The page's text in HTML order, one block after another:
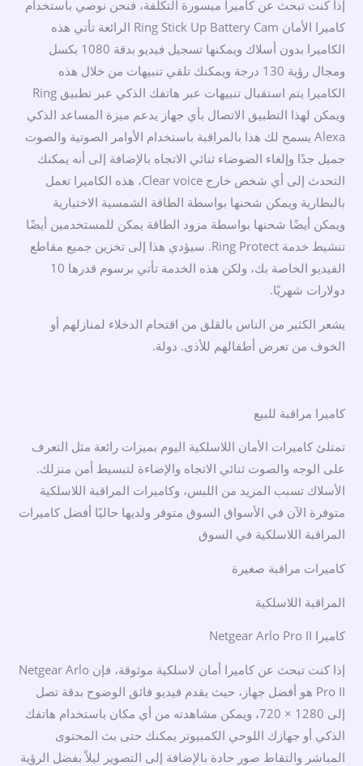
إذا كنت تبحث عن كاميرا ميسورة التكلفة، فنحن نوصي باستخدام
كاميرا الأمان Ring Stick Up Battery Cam الرائعة تأتي هذه
الكاميرا بدون أسلاك ويمكنها تسجيل فيديو بدقة 1080 بكسل
ومجال رؤية 130 درجة ويمكنك تلقي تنبيهات من خلال هذه
الكاميرا يتم استقبال تنبيهات عبر هاتفك الذكي عبر تطبيق Ring
ويمكن لهذا التطبيق الاتصال بأي جهاز يدعم ميزة المساعد الذكي
Alexa يسمح لك هذا بالمراقبة باستخدام الأوامر الصوتية والصوت
جميل جدًا وإلغاء الضوضاء ثنائي الاتجاه بالإضافة إلى أنه يمكنك
التحدث إلى أي شخص خارج Clear voice، هذه الكاميرا تعمل
بالبطارية ويمكن شحنها بواسطة الطاقة الشمسية الاختيارية
ويمكن أيضًا شحنها بواسطة مزود الطاقة يمكن للمستخدمين أيضًا
تنشيط خدمة Ring Protect. سيؤدي هذا إلى تخزين جميع مقاطع
الفيديو الخاصة بك، ولكن هذه الخدمة تأتي برسوم قدرها 10
دولارات شهريًا.
يشعر الكثير من الناس بالقلق من اقتحام الدخلاء لمنازلهم أو
الخوف من تعرض أطفالهم للأذى. دولة.
كاميرا مراقبة للبيع
تمتلئ كاميرات الأمان اللاسلكية اليوم بميزات رائعة مثل التعرف
على الوجه والصوت ثنائي الاتجاه والإضاءة لتبسيط أمن منزلك.
الأسلاك تسبب المزيد من اللبس، وكاميرات المراقبة اللاسلكية
متوفرة الآن في الأسواق السوق متوفر ولديها حاليًا أفضل كاميرات
المراقبة اللاسلكية في السوق
كاميرات مراقبة صغيرة
المراقبة اللاسلكية
كاميرا Netgear Arlo Pro II
إذا كنت تبحث عن كاميرا أمان لاسلكية موثوقة، فإن Netgear Arlo
Pro II هو أفضل جهاز، حيث يقدم فيديو فائق الوضوح بدقة تصل
إلى 1280 × 720، ويمكن مشاهدته من أي مكان باستخدام هاتفك
الذكي أو جهازك اللوحي الكمبيوتر يمكنك حتى بث المحتوى
المباشر والتقاط صور حادة بالإضافة إلى التصوير ليلاً بفضل الرؤية